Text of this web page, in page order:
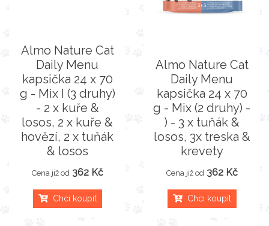
Almo Nature Cat
Daily Menu
kapsička 24 x 70
g - Mix I (3 druhy)
- 2 x kuře &
losos, 2 x kuře &
hovězí, 2 x tuňák
& losos
Cena již od 362 Kč
Chci koupit
Almo Nature Cat
Daily Menu
kapsička 24 x 70
g - Mix (2 druhy) -
) - 3 x tuňák &
losos, 3x treska &
krevety
Cena již od 362 Kč
Chci koupit